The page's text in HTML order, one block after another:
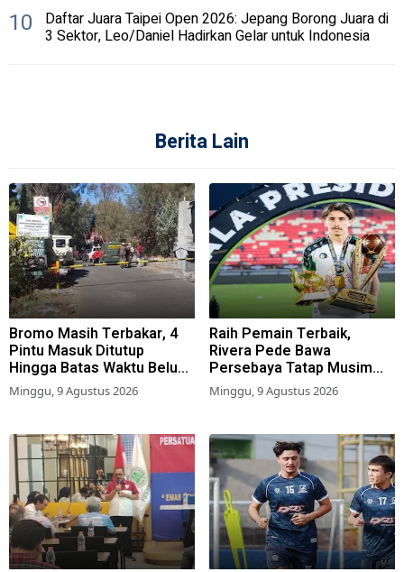
10 Daftar Juara Taipei Open 2026: Jepang Borong Juara di
3 Sektor, Leo/Daniel Hadirkan Gelar untuk Indonesia
Berita Lain
Bromo Masih Terbakar, 4
Pintu Masuk Ditutup
Hingga Batas Waktu Belum
Ditentukan
Minggu, 9 Agustus 2026
Raih Pemain Terbaik,
Rivera Pede Bawa
Persebaya Tatap Musim
2026-2027
Minggu, 9 Agustus 2026